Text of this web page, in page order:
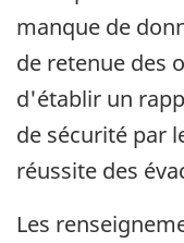
manque de
de retenue des
d'établir un
de sécurité par
réussite des
Les